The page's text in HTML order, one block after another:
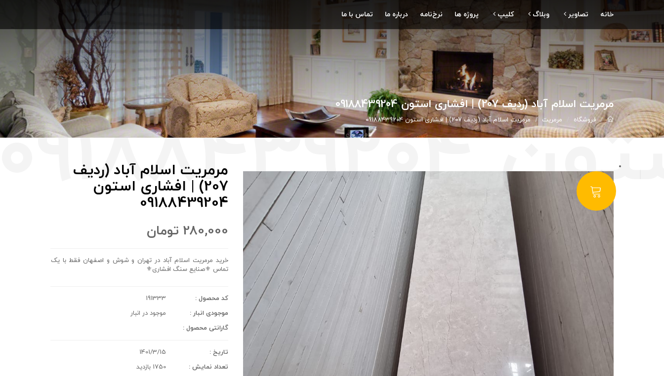
خانه تصاویر وبلاگ کلیپ پروژه ها نرخ‌نامه درباره ما تماس با ما
مرمریت اسلام آباد (ردیف 207) | افشاری استون 09188439204
فروشگاه مرمریت مرمریت اسلام آباد (ردیف 207) | افشاری استون 09188439204
مرمریت اسلام آباد (ردیف
207) | افشاری استون
09188439204
280,000 تومان
خرید مرمریت اسلام آباد در تهران و شوش و اصفهان فقط با یک
تماس ⚜️صنایع سنگ افشاری⚜️
کد محصول :
191333
موجودی انبار :
موجود در انبار
گارانتی محصول :
تاریخ :
1401/3/15
تعداد نمایش :
1750 بازدید